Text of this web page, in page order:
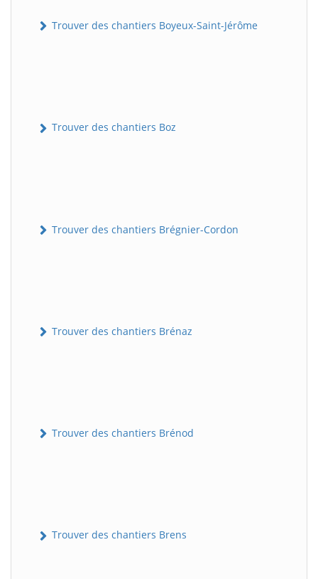
Trouver des chantiers Boyeux-Saint-Jérôme
Trouver des chantiers Boz
Trouver des chantiers Brégnier-Cordon
Trouver des chantiers Brénaz
Trouver des chantiers Brénod
Trouver des chantiers Brens